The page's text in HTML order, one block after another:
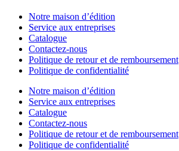
Notre maison d’édition
Service aux entreprises
Catalogue
Contactez-nous
Politique de retour et de remboursement
Politique de confidentialité
Notre maison d’édition
Service aux entreprises
Catalogue
Contactez-nous
Politique de retour et de remboursement
Politique de confidentialité